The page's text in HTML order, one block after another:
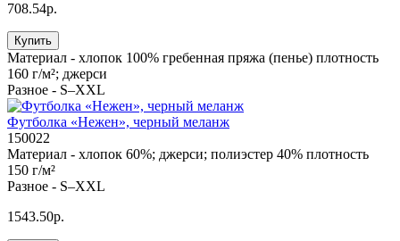
708.54р.
Купить
Материал - хлопок 100% гребенная пряжа (пенье) плотность
160 г/м²; джерси
Разное - S–XXL
Футболка «Нежен», черный меланж
150022
Материал - хлопок 60%; джерси; полиэстер 40% плотность
150 г/м²
Разное - S–XXL
1543.50р.